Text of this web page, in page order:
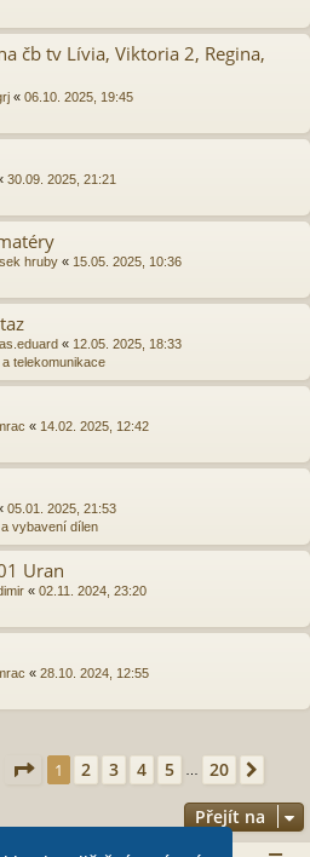
čb tv Lívia, Viktoria 2, Regina,
« 06.10. 2025, 19:45
30.09. 2025, 21:21
hruby « 15.05. 2025, 10:36
« 12.05. 2025, 18:33
telekomunikace
« 14.02. 2025, 12:42
05.01. 2025, 21:53
vybavení dílen
Uran
« 02.11. 2024, 23:20
« 28.10. 2024, 12:55
Stránka 1z 20
1 2 3 4 5 20
Přejít na